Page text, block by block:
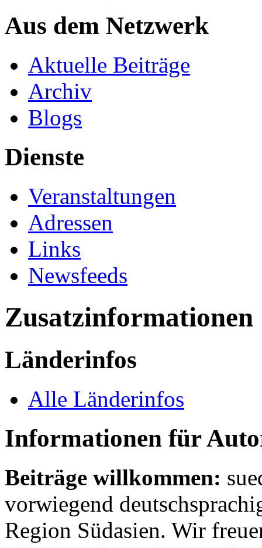
Aus dem Netzwerk
Aktuelle Beiträge
Archiv
Blogs
Dienste
Veranstaltungen
Adressen
Links
Newsfeeds
Zusatzinformationen
Länderinfos
Alle Länderinfos
Informationen für
Beiträge willkommen:
vorwiegend
Region Südasien. Wir